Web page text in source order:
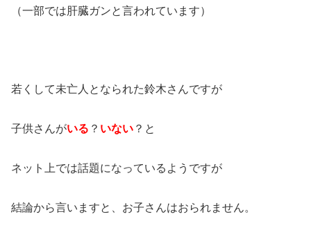
（一部では肝臓ガンと言われています）
若くして未亡人となられた鈴木さんですが
子供さんがいる ？ いない ？と
ネット上では話題になっているようですが
結論から言いますと、お子さんはおられません。